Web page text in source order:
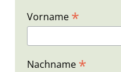
Vorname *
Nachname *